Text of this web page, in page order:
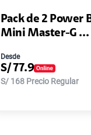
Pack de 2 Power
Mini Master-G ...
Desde
S/77.9
S/ 168 Precio Regular